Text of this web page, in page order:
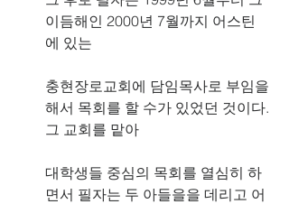
이듬해인 2000년 7월까지 어스틴
에 있는
충현장로교회에 담임목사로 부임을
해서 목회를 할 수가 있었던 것이다.
그 교회를 맡아
대학생들 중심의 목회를 열심히 하
면서 필자는 두 아들을을 데리고 어